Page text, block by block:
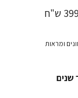
ומראות